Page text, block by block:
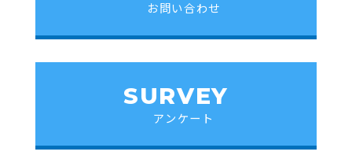
お問い合わせ
SURVEY
アンケート